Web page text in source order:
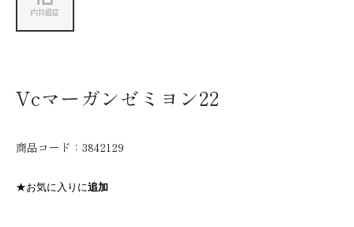
Vcマーガンゼミヨン22
商品コード： 3842129
★お気に入りに追加